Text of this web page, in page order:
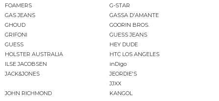
FOAMERS
G-STAR
GAS JEANS
GASSA D'AMANTE
GHOUD
GOORIN BROS.
GRIFONI
GUESS JEANS
GUESS
HEY DUDE
HOLSTER AUSTRALIA
HTC LOS ANGELES
ILSE JACOBSEN
inDigo
JACK&JONES
JEORDIE'S
JJXX
JOHN RICHMOND
KANGOL